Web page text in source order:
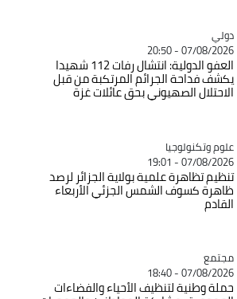
Catégorie
دولي
07/08/2026 - 20:50
العفو الدولية: انتشال رفات 112 شهيدا
يكشف فداحة الجرائم المرتكبة من قبل
الاحتلال الصهيوني بحق عائلات غزة
Catégorie
علوم وتكنولوجيا
07/08/2026 - 19:01
تنظيم تظاهرة علمية بولاية الجزائر لرصد
ظاهرة كسوف الشمس الجزئي الأربعاء
القادم
Catégorie
مجتمع
07/08/2026 - 18:40
حملة وطنية لتنظيف الأحياء والفضاءات